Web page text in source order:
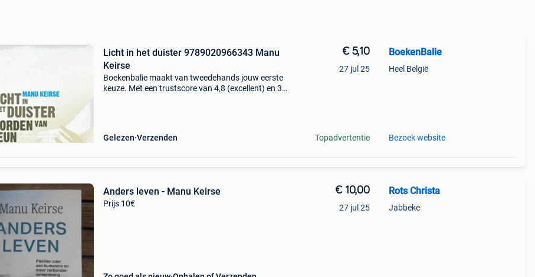
Licht in het duister 9789020966343 Manu
Keirse
Boekenbalie maakt van tweedehands jouw eerste
keuze. Met een trustscore van 4,8 (excellent) en 30
Gelezen Verzenden
€ 5,10
27 jul 25
Topadvertentie
BoekenBalie
Heel België
Bezoek website
Anders leven - Manu Keirse
Prijs 10€
€ 10,00
27 jul 25
Rots Christa
Jabbeke